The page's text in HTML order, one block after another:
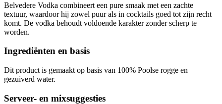
Belvedere Vodka combineert een pure smaak met een zachte
textuur, waardoor hij zowel puur als in cocktails goed tot zijn recht
komt. De vodka behoudt voldoende karakter zonder scherp te
worden.
Ingrediënten en basis
Dit product is gemaakt op basis van 100% Poolse rogge en
gezuiverd water.
Serveer- en mixsuggesties